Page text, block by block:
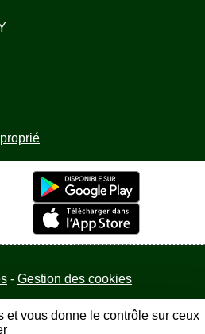
Gestion des cookies
et vous donne le contrôle sur ceux